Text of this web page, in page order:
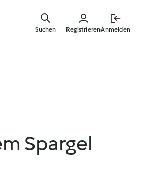
springen
RegistrierenAnmelden
Suchen
Spargel